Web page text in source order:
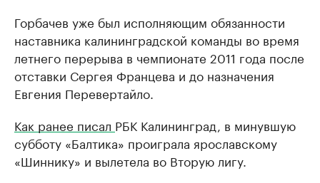
Горбачев уже был исполняющим обязанности
наставника калининградской команды во время
летнего перерыва в чемпионате 2011 года после
отставки Сергея Францева и до назначения
Евгения Перевертайло.
Как ранее писал РБК Калининград, в минувшую
субботу «Балтика» проиграла ярославскому
«Шиннику» и вылетела во Вторую лигу.